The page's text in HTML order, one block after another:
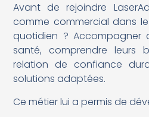
Avant de rejoindre
comme commercial dans
quotidien ? Accompagner
santé, comprendre leurs
relation de confiance
solutions adaptées.
Ce métier lui a permis de